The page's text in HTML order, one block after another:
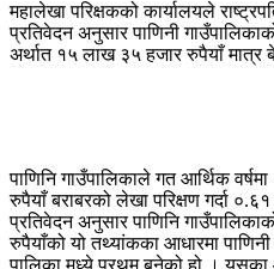
महालेखा परिक्षकको कार्यालयले
प्रतिवेदन अनुसार पाणिनी
अर्थात १५ लाख ३५ हजार रुपैयाँ मात्र
पाणिनि गाउँपालिकाले गत आर्थिक
रुपैयाँ बराबरको लेखा परिक्षण गर्दा
प्रतिवेदन अनुसार पाणिनि
रुपैयाँको यो तथ्यांकका आधारमा